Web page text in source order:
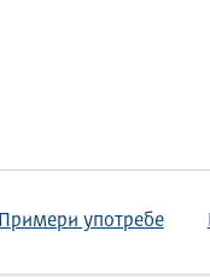
Примери употребе